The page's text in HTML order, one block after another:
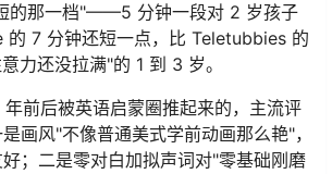
的那一档"——5 分钟一段对 2 岁孩子
的 7 分钟还短一点，比 Teletubbies 的
力还没拉满"的 1 到 3 岁。
前后被英语启蒙圈推起来的，主流评
画风"不像普通美式学前动画那么艳"，
；二是零对白加拟声词对"零基础刚磨